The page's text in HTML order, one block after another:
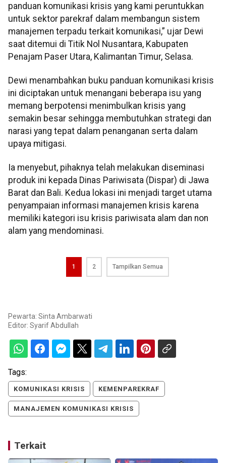
panduan komunikasi krisis yang kami peruntukkan
untuk sektor parekraf dalam membangun sistem
manajemen terpadu terkait komunikasi,” ujar Dewi
saat ditemui di Titik Nol Nusantara, Kabupaten
Penajam Paser Utara, Kalimantan Timur, Selasa.
Dewi menambahkan buku panduan komunikasi krisis
ini diciptakan untuk menangani beberapa isu yang
memang berpotensi menimbulkan krisis yang
semakin besar sehingga membutuhkan strategi dan
narasi yang tepat dalam penanganan serta dalam
upaya mitigasi.
Ia menyebut, pihaknya telah melakukan diseminasi
produk ini kepada Dinas Pariwisata (Dispar) di Jawa
Barat dan Bali. Kedua lokasi ini menjadi target utama
penyampaian informasi manajemen krisis karena
memiliki kategori isu krisis pariwisata alam dan non
alam yang mendominasi.
1 2 Tampilkan Semua
Pewarta: Sinta Ambarwati
Editor: Syarif Abdullah
Tags:
KOMUNIKASI KRISIS KEMENPAREKRAF
MANAJEMEN KOMUNIKASI KRISIS
Terkait